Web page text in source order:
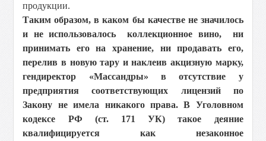
продукции.
Таким образом, в каком бы качестве не значилось
и не использовалось коллекционное вино, ни
принимать его на хранение, ни продавать его,
перелив в новую тару и наклеив акцизную марку,
гендиректор «Массандры» в отсутствие у
предприятия соответствующих лицензий по
Закону не имела никакого права. В Уголовном
кодексе РФ (ст. 171 УК) такое деяние
квалифицируется как незаконное